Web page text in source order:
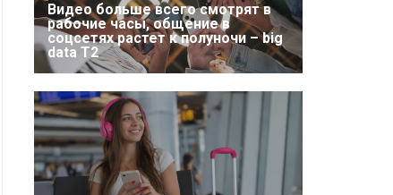
Видео больше всего смотрят в
рабочие часы, общение в
соцсетях растет к полуночи – big
data T2